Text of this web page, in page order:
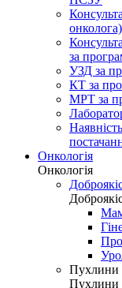
за
УЗД за
КТ за
МРТ за
Онкологія
Онкологія
Пухлини
Пухлини